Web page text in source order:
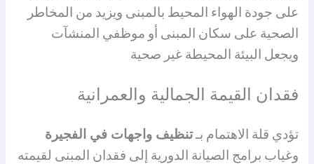
على جودة الهواء المحيط بالمبنى ويزيد من المخاطر
الصحية على سكان المبنى أو موظفي المنشآت
ويجعل البيئة المحيطة غير صحية
فقدان القيمة الجمالية والعمرانية
تؤدي قلة الاهتمام بـتنظيف واجهات في الفجيرة
وغياب برامج الصيانة الدورية إلى فقدان المبنى لقيمته